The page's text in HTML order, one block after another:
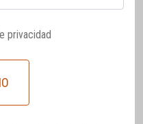
privacidad